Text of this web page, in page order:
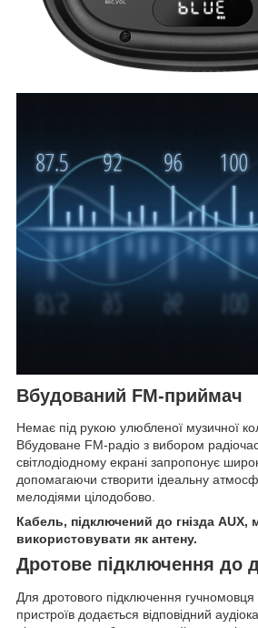
Вбудований FM-приймач
Немає під рукою улюбленої музичної
Вбудоване FM-радіо з вибором
світлодіодному екрані запропонує
допомагаючи створити ідеальну
мелодіями цілодобово.
Кабель, підключений до гнізда AUX,
використовувати як антену.
Дротове підключення до
Для дротового підключення
пристроїв додається відповідний